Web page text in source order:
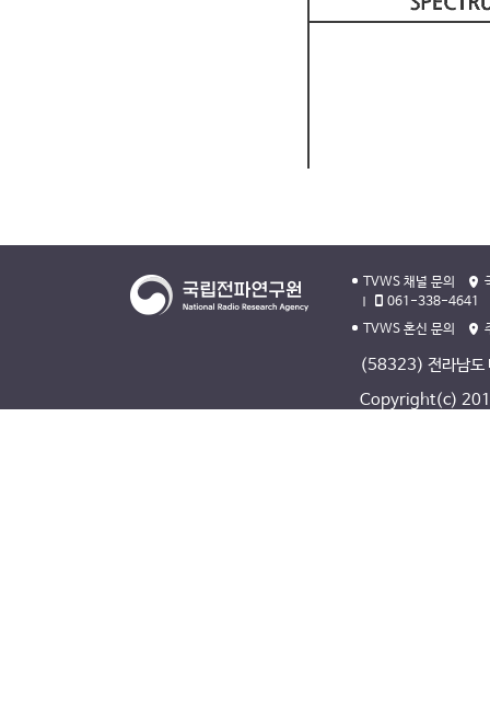
TVWS 채널 문의
061-338-4641
TVWS 혼신 문의
(58323) 전라남도
Copyright(c)